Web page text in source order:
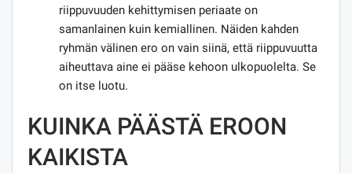
riippuvuuden kehittymisen periaate on
samanlainen kuin kemiallinen. Näiden kahden
ryhmän välinen ero on vain siinä, että riippuvuutta
aiheuttava aine ei pääse kehoon ulkopuolelta. Se
on itse luotu.
KUINKA PÄÄSTÄ EROON
KAIKISTA